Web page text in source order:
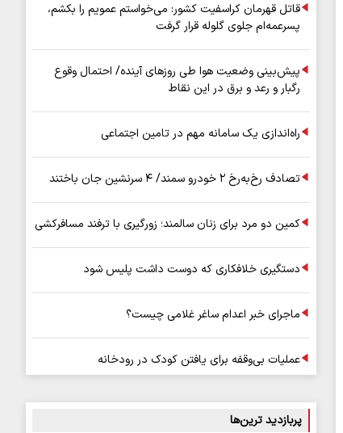
قاتل قهرمان کراسفیت کشور: می‌خواستم عمویم را بکشم،
پسرعمه‌ام جلوی گلوله قرار گرفت
پیش‌بینی وضعیت هوا طی روزهای آینده/ احتمال وقوع
رگبار و رعد و برق در این نقاط
راه‌اندازی یک سامانه مهم در تامین اجتماعی
تصادف رخ‌به‌رخ ۲ خودرو سمند/ ۴ سرنشین جان باختند
کمین دو مرد برای زنان سالمند؛ زورگیری با ترفند مسافرکشی
دستگیری خلافکاری که دوست داشت پلیس شود
ماجرای خبر اعدام ساغر غلامی چیست؟
عملیات بی‌وقفه برای یافتن کودک در رودخانه
پربازدید ترین‌ها